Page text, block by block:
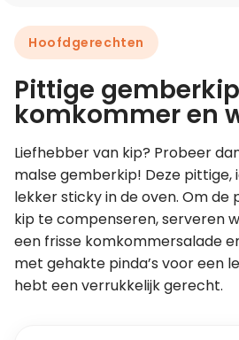
Hoofdgerechten
Pittige
komkommer en
Liefhebber van kip? Probeer
malse gemberkip! Deze pittige,
lekker sticky in de oven. Om de
kip te compenseren, serveren
een frisse komkommersalade
met gehakte pinda’s voor een
hebt een verrukkelijk gerecht.